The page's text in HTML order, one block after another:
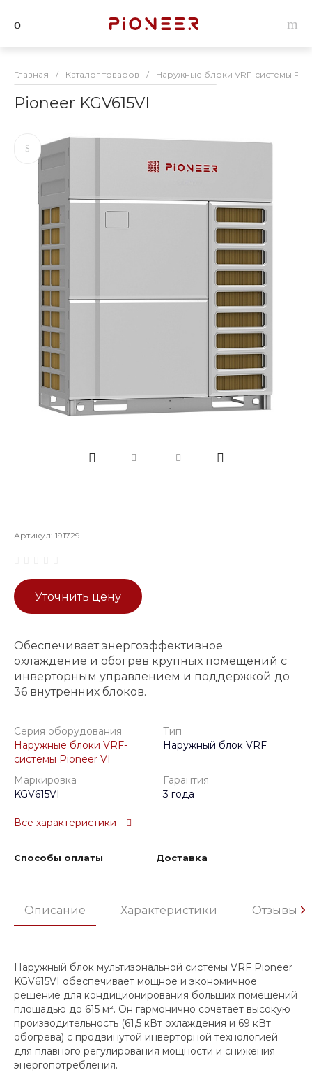
Главная / Каталог товаров / Наружные блоки VRF-системы
Pioneer KGV615VI
Артикул: 191729
Уточнить цену
Обеспечивает энергоэффективное
охлаждение и обогрев крупных помещений с
инверторным управлением и поддержкой до
36 внутренних блоков.
Серия оборудования
Наружные блоки VRF-
системы Pioneer VI
Тип
Наружный блок VRF
Маркировка
KGV615VI
Гарантия
3 года
Все характеристики
Способы оплаты Доставка
Описание Характеристики Отзывы
Наружный блок мультизональной системы VRF Pioneer
KGV615VI обеспечивает мощное и экономичное
решение для кондиционирования больших помещений
площадью до 615 м². Он гармонично сочетает высокую
производительность (61,5 кВт охлаждения и 69 кВт
обогрева) с продвинутой инверторной технологией
для плавного регулирования мощности и снижения
энергопотребления.